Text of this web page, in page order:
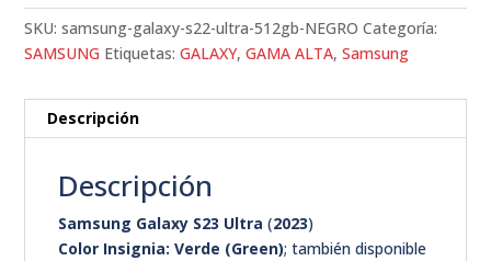
SKU:samsung-galaxy-s22-ultra-512gb-NEGRO Categoría:
SAMSUNG Etiquetas:GALAXY,GAMA ALTA,Samsung
Descripción
Descripción
Samsung Galaxy S23 Ultra (2023)
Color Insignia: Verde (Green); también disponible